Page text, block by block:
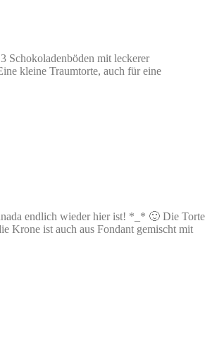
Schokoladenböden mit leckerer
kleine Traumtorte, auch für eine
endlich wieder hier ist! *_* 🙂 Die Torte
Krone ist auch aus Fondant gemischt mit